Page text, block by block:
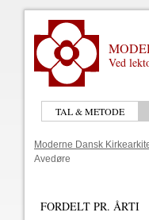
Ved
TAL & METODE
Moderne Dansk
Avedøre
FORDELT PR. ÅRTI